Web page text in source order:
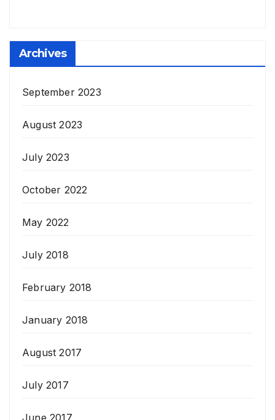
Archives
September 2023
August 2023
July 2023
October 2022
May 2022
July 2018
February 2018
January 2018
August 2017
July 2017